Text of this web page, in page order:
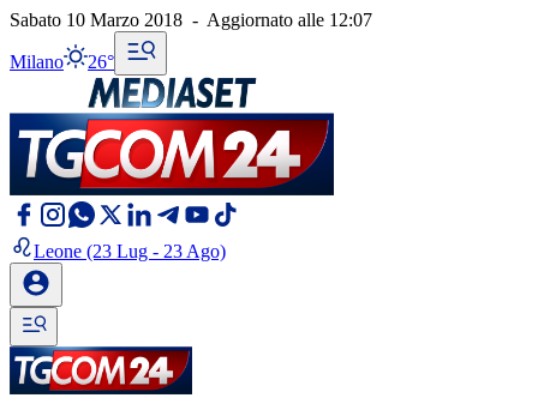
Sabato 10 Marzo 2018 - Aggiornato alle 12:07
Milano 26°
Leone (23 Lug - 23 Ago)